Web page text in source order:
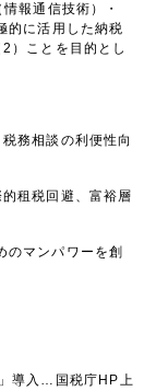
報通信技術）・
的に活用した納税
）ことを目的とし
務相談の利便性向
租税回避、富裕層
のマンパワーを創
導入…国税庁HP上